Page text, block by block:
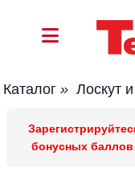
Каталог » Лоскут
бонусных баллов